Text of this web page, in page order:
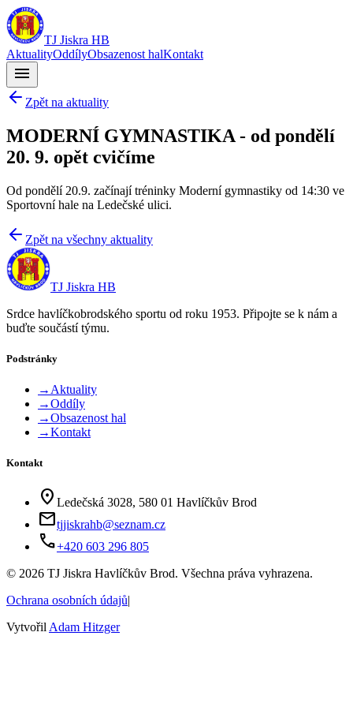
TJ Jiskra HB
AktualityOddílyObsazenost halKontakt
menu
Zpět na aktuality
MODERNÍ GYMNASTIKA - od pondělí
20. 9. opět cvičíme
Od pondělí 20.9. začínají tréninky Moderní gymnastiky od 14:30 ve
Sportovní hale na Ledečské ulici.
Zpět na všechny aktuality
TJ Jiskra HB
Srdce havlíčkobrodského sportu od roku 1953. Připojte se k nám a
buďte součástí týmu.
Podstránky
→ Aktuality
→Oddíly
→Obsazenost hal
→Kontakt
Kontakt
location_on Ledečská 3028, 580 01 Havlíčkův Brod
mailtjjiskrahb@seznam.cz
phone+420 603 296 805
© 2026 TJ Jiskra Havlíčkův Brod. Všechna práva vyhrazena.
Ochrana osobních údajů|
Vytvořil Adam Hitzger